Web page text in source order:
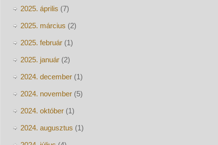
2025. április (7)
2025. március (2)
2025. február(1)
2025. január(2)
2024. december(1)
2024. november(5)
2024. október(1)
2024. augusztus (1)